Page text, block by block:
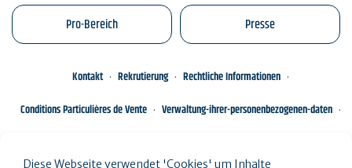
Pro-Bereich Presse
Kontakt Rekrutierung
Rechtliche Informationen
Conditions Particulières de Vente
Verwaltung-ihrer-personenbezogenen-daten
Diese Webseite verwendet 'Cookies' um Inhalte